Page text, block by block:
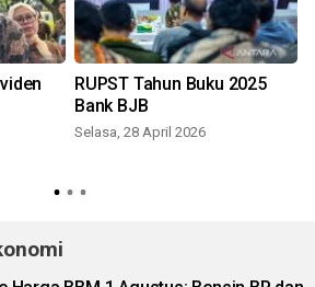
RUPST Tahun Buku 2025
Bank BJB
Selasa, 28 April 2026